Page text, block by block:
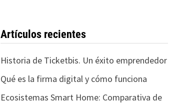
Artículos recientes
Historia de Ticketbis. Un éxito emprendedor
Qué es la firma digital y cómo funciona
Ecosistemas Smart Home: Comparativa de